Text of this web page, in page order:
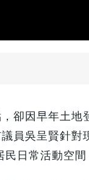
卻因早年土地
員吳呈賢針
日常活動空